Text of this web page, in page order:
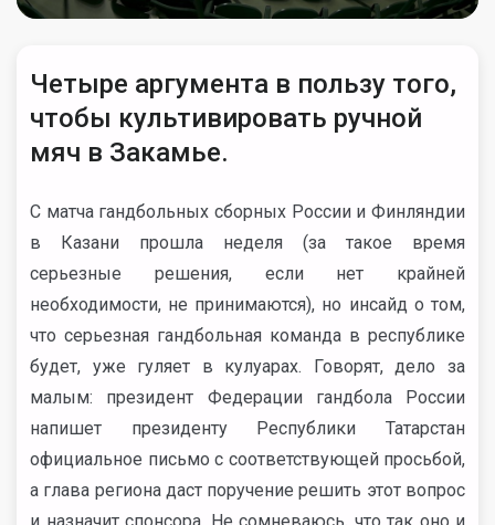
Четыре аргумента в пользу того,
чтобы культивировать ручной
мяч в Закамье.
C матча гандбольных сборных России и Финляндии
в Казани прошла неделя (за такое время
серьезные решения, если нет крайней
необходимости, не принимаются), но инсайд о том,
что серьезная гандбольная команда в республике
будет, уже гуляет в кулуарах. Говорят, дело за
малым: президент Федерации гандбола России
напишет президенту Республики Татарстан
официальное письмо с соответствующей просьбой,
а глава региона даст поручение решить этот вопрос